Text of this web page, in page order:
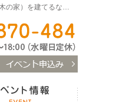
和歌山（和歌山市・岩出市・海南市・紀の川市）で注文住宅(長期優良住宅・ZEH・耐震・高気密高断熱・木の家）を建てるなら「はなまるの家」